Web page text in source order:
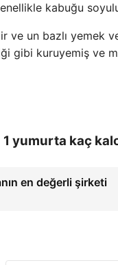
kabuğu
ve un bazlı yemek
gibi kuruyemiş ve
yumurta kaç
en değerli şirketi